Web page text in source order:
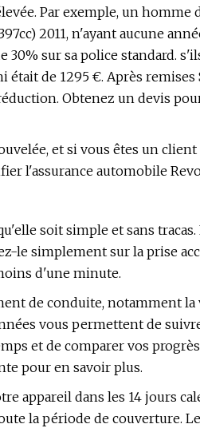
Par exemple, un homme
2011, n'ayant aucune
sur sa police standard.
de 1295 €. Après
Obtenez un devis
et si vous êtes un client
l'assurance automobile
soit simple et sans
le simplement sur la prise
d'une minute.
de conduite, notamment la
vous permettent de
et de comparer vos
pour en savoir plus.
appareil dans les 14 jours
la période de couverture.